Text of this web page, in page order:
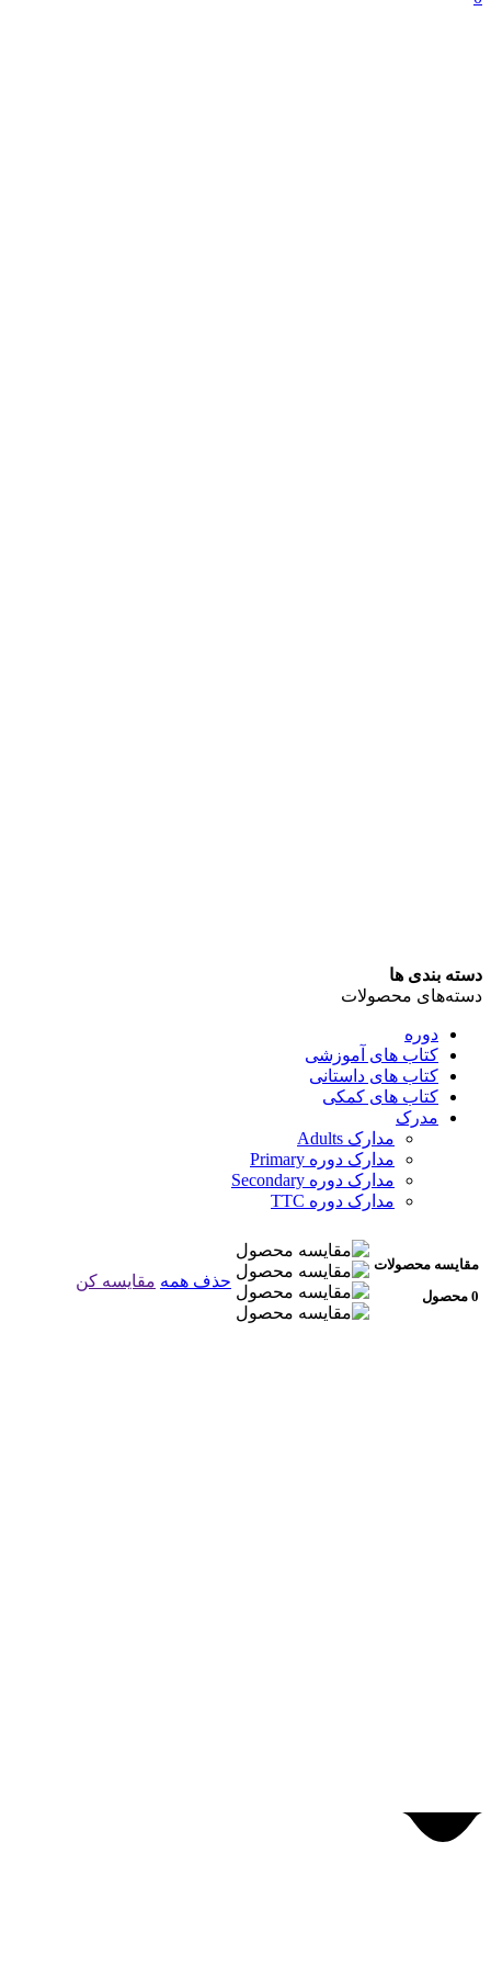
دسته بندی ها
دسته‌های محصولات
دوره
کتاب های آموزشی
کتاب های داستانی
کتاب های کمکی
مدرک
مدارک Adults
مدارک دوره Primary
مدارک دوره Secondary
مدارک دوره TTC
مقایسه محصولات
0 محصول
حذف همه مقایسه کن